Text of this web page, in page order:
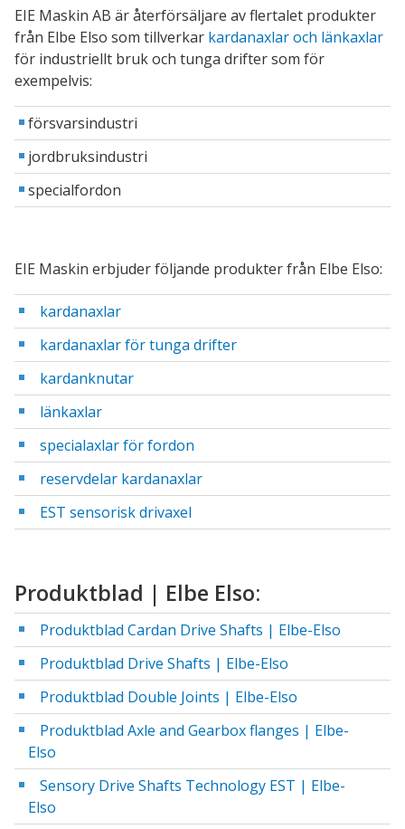
EIE Maskin AB är återförsäljare av flertalet produkter
från Elbe Elso som tillverkar kardanaxlar och länkaxlar
för industriellt bruk och tunga drifter som för
exempelvis:
försvarsindustri
jordbruksindustri
specialfordon
EIE Maskin erbjuder följande produkter från Elbe Elso:
kardanaxlar
kardanaxlar för tunga drifter
kardanknutar
länkaxlar
specialaxlar för fordon
reservdelar kardanaxlar
EST sensorisk drivaxel
Produktblad | Elbe Elso:
Produktblad Cardan Drive Shafts | Elbe-Elso
Produktblad Drive Shafts | Elbe-Elso
Produktblad Double Joints | Elbe-Elso
Produktblad Axle and Gearbox flanges | Elbe-
Elso
Sensory Drive Shafts Technology EST | Elbe-
Elso